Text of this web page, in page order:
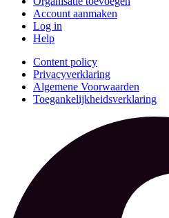
Account aanmaken
Log in
Help
Content policy
Privacyverklaring
Algemene Voorwaarden
Toegankelijkheidsverklaring